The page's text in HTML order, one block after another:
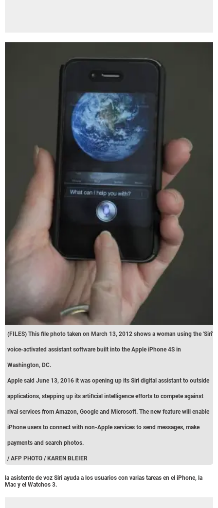
(FILES) This file photo taken on March 13, 2012 shows a woman using the 'Siri'
voice-activated assistant software built into the Apple iPhone 4S in
Washington, DC.
Apple said June 13, 2016 it was opening up its Siri digital assistant to outside
applications, stepping up its artificial intelligence efforts to compete against
rival services from Amazon, Google and Microsoft. The new feature will enable
iPhone users to connect with non-Apple services to send messages, make
payments and search photos.
/ AFP PHOTO / KAREN BLEIER
la asistente de voz Siri ayuda a los usuarios con varias tareas en el iPhone, la
Mac y el Watchos 3.